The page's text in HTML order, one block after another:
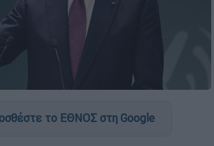
το ΕΘΝΟΣ στη Google